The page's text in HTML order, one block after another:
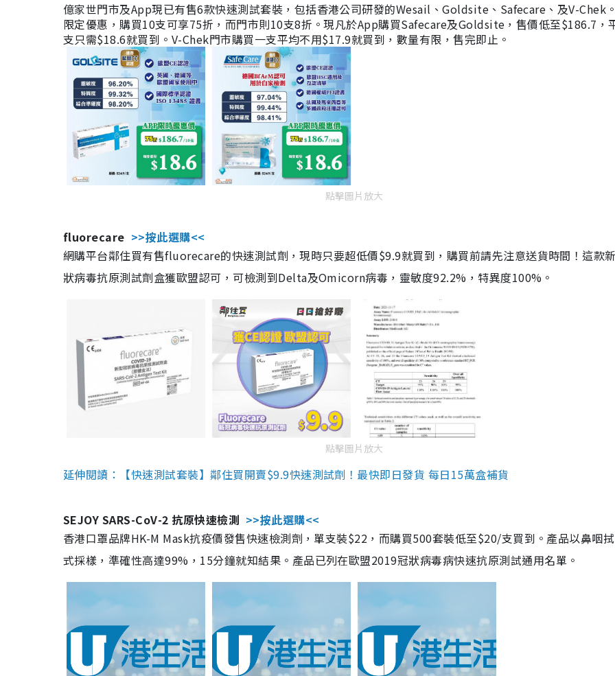
億家世門市及App現已有售6款快速測試套裝，包括香港公司研發的Wesail、Goldsite、Safecare、及V-Chek
限定優惠，購買10支可享75折，而門市則10支8折。現凡於App購買Safecare及Goldsite，售價低至$186.7，
支只需$18.6就買到。V-Chek門市購買一支平均不用$17.9就買到，數量有限，售完即止。
點擊圖片放大
fluorecare >>按此選購<<
網購平台鄰住買有售fluorecare的快速測試劑，現時只要超低價$9.9就買到，購買前請先注意送貨時間！這款
狀病毒抗原測試劑盒獲歐盟認可，可檢測到Delta及Omicorn病毒，靈敏度92.2%，特異度100%。
點擊圖片放大
延伸閱讀：【快速測試套裝】鄰住買開賣$9.9快速測試劑！最快即日發貨 每日15萬盒補貨
SEJOY SARS-CoV-2 抗原快速檢測 >>按此選購<<
香港口罩品牌HK-M Mask抗疫價發售快速檢測劑，單支裝$22，而購買500套裝低至$20/支買到。產品以鼻咽
式採樣，準確性高達99%，15分鐘就知結果。產品已列在歐盟2019冠狀病毒病快速抗原測試通用名單。